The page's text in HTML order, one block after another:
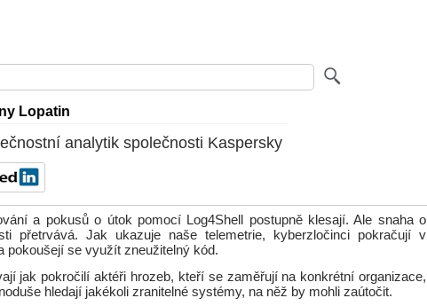
Lopatin
analytik společnosti Kaspersky
a pokusů o útok pomocí Log4Shell postupně klesají. Ale snaha o
přetrvává. Jak ukazuje naše telemetrie, kyberzločinci pokračují v
pokoušejí se využít zneužitelný kód.
jak pokročilí aktéři hrozeb, kteří se zaměřují na konkrétní organizace,
hledají jakékoli zranitelné systémy, na něž by mohli zaútočit.